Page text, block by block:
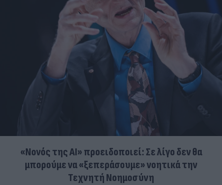
«Νονός της AI» προειδοποιεί: Σε λίγο δεν θα
μπορούμε να «ξεπεράσουμε» νοητικά την
Τεχνητή Νοημοσύνη